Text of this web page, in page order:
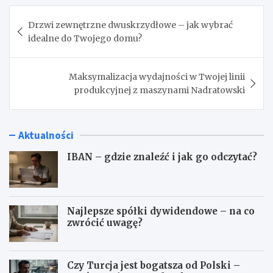
wpisu
Drzwi zewnętrzne dwuskrzydłowe – jak wybrać
idealne do Twojego domu?
Maksymalizacja wydajności w Twojej linii
produkcyjnej z maszynami Nadratowski
Aktualności
IBAN – gdzie znaleźć i jak go odczytać?
Najlepsze spółki dywidendowe – na co
zwrócić uwagę?
Czy Turcja jest bogatsza od Polski –